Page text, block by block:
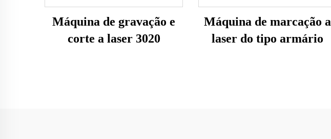
Máquina de gravação e
corte a laser 3020
Máquina de marcação a
laser do tipo armário